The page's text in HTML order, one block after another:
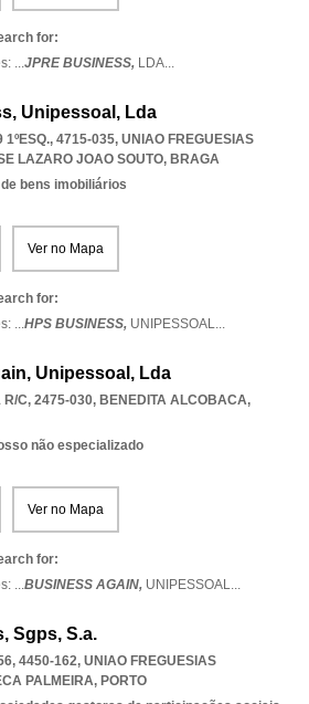
for:
...JPRE BUSINESS, LDA...
Unipessoal, Lda
1ºESQ., 4715-035, UNIAO FREGUESIAS
LAZARO JOAO SOUTO, BRAGA
bens imobiliários
Ver no Mapa
for:
...HPS BUSINESS, UNIPESSOAL...
Unipessoal, Lda
R/C, 2475-030, BENEDITA ALCOBACA,
não especializado
Ver no Mapa
for:
...BUSINESS AGAIN, UNIPESSOAL...
Sgps, S.a.
4450-162, UNIAO FREGUESIAS
PALMEIRA, PORTO